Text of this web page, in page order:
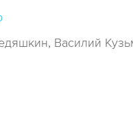
Василий